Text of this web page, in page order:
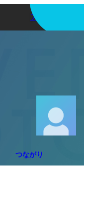
アプリを使う
つながり